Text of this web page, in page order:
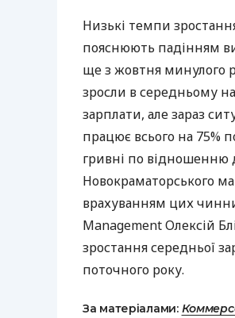
Низькі темпи
пояснюють падінням
ще з жовтня минулого
зросли в середньому
зарплати, але зараз
працює всього на 75%
гривні по відношенню
Новокраматорського
врахуванням цих
Management Олексій
зростання середньої
поточного року.
За матеріалами: